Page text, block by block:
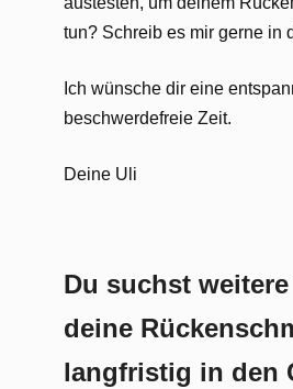
tun? Schreib es mir gerne in
Ich wünsche dir eine
beschwerdefreie Zeit.
Deine Uli
Du suchst
deine
langfristig in den